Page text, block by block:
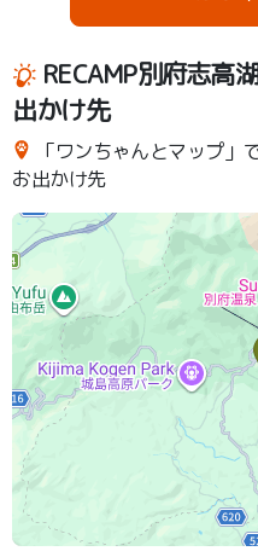
RECAMP別府志高
出かけ先
「ワンちゃんとマップ」
お出かけ先